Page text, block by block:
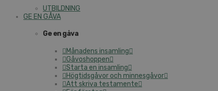
UTBILDNING
GE EN GÅVA
Ge en gåva
Månadens insamling
Gåvoshoppen
Starta en insamling
Högtidsgåvor och minnesgåvor
Att skriva testamente